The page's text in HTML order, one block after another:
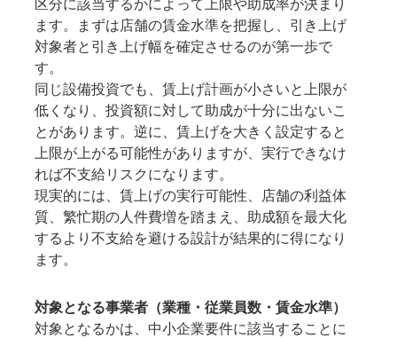
ます。まずは店舗の賃金水準を把握し、引き上げ
対象者と引き上げ幅を確定させるのが第一歩で
す。
同じ設備投資でも、賃上げ計画が小さいと上限が
低くなり、投資額に対して助成が十分に出ないこ
とがあります。逆に、賃上げを大きく設定すると
上限が上がる可能性がありますが、実行できなけ
れば不支給リスクになります。
現実的には、賃上げの実行可能性、店舗の利益体
質、繁忙期の人件費増を踏まえ、助成額を最大化
するより不支給を避ける設計が結果的に得になり
ます。
対象となる事業者（業種・従業員数・賃金水準）
対象となるかは、中小企業要件に該当することに